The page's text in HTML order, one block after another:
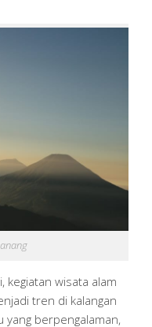
kegiatan wisata alam
tren di kalangan
yang berpengalaman,